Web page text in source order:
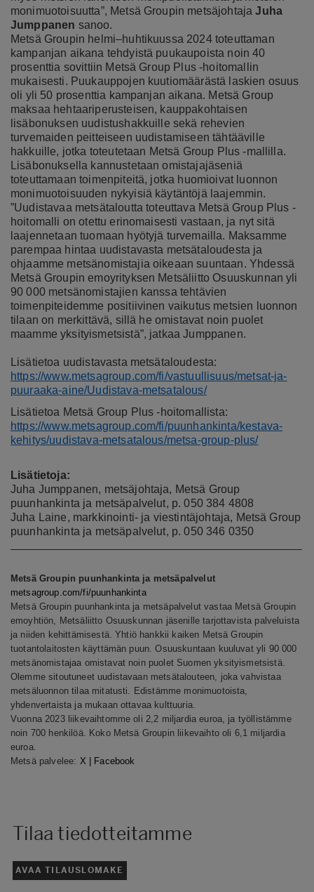
monimuotoisuutta”, Metsä Groupin metsäjohtajaJuha
Jumppanen sanoo.
Metsä Groupin helmi–huhtikuussa 2024 toteuttaman
kampanjan aikana tehdyistä puukaupoista noin 40
prosenttia sovittiin Metsä Group Plus -hoitomallin
mukaisesti. Puukauppojen kuutiomäärästä laskien osuus
oli yli 50 prosenttia kampanjan aikana. Metsä Group
maksaa hehtaariperusteisen, kauppakohtaisen
lisäbonuksen uudistushakkuille sekä rehevien
turvemaiden peitteiseen uudistamiseen tähtääville
hakkuille, jotka toteutetaan Metsä Group Plus -mallilla.
Lisäbonuksella kannustetaan omistajajäseniä
toteuttamaan toimenpiteitä, jotka huomioivat luonnon
monimuotoisuuden nykyisiä käytäntöjä laajemmin.
”Uudistavaa metsätaloutta toteuttava Metsä Group Plus -
hoitomalli on otettu erinomaisesti vastaan, ja nyt sitä
laajennetaan tuomaan hyötyjä turvemailla. Maksamme
parempaa hintaa uudistavasta metsätaloudesta ja
ohjaamme metsänomistajia oikeaan suuntaan. Yhdessä
Metsä Groupin emoyrityksen Metsäliitto Osuuskunnan yli
90 000 metsänomistajien kanssa tehtävien
toimenpiteidemme positiivinen vaikutus metsien luonnon
tilaan on merkittävä, sillä he omistavat noin puolet
maamme yksityismetsistä”, jatkaa Jumppanen.
Lisätietoa uudistavasta metsätaloudesta:
https://www.metsagroup.com/fi/vastuullisuus/metsat-ja-
puuraaka-aine/Uudistava-metsatalous/
Lisätietoa Metsä Group Plus -hoitomallista:
https://www.metsagroup.com/fi/puunhankinta/kestava-
kehitys/uudistava-metsatalous/metsa-group-plus/
Lisätietoja:
Juha Jumppanen, metsäjohtaja, Metsä Group
puunhankinta ja metsäpalvelut, p. 050 384 4808
Juha Laine, markkinointi- ja viestintäjohtaja, Metsä Group
puunhankinta ja metsäpalvelut, p. 050 346 0350
Metsä Groupin puunhankinta ja metsäpalvelut
metsagroup.com/fi/puunhankinta
Metsä Groupin puunhankinta ja metsäpalvelut vastaa Metsä Groupin
emoyhtiön, Metsäliitto Osuuskunnan jäsenille tarjottavista palveluista
ja niiden kehittämisestä. Yhtiö hankkii kaiken Metsä Groupin
tuotantolaitosten käyttämän puun. Osuuskuntaan kuuluvat yli 90 000
metsänomistajaa omistavat noin puolet Suomen yksityismetsistä.
Olemme sitoutuneet uudistavaan metsätalouteen, joka vahvistaa
metsäluonnon tilaa mitatusti. Edistämme monimuotoista,
yhdenvertaista ja mukaan ottavaa kulttuuria.
Vuonna 2023 liikevaihtomme oli 2,2 miljardia euroa, ja työllistämme
noin 700 henkilöä. Koko Metsä Groupin liikevaihto oli 6,1 miljardia
euroa.
Metsä palvelee: X | Facebook
Tilaa tiedotteitamme
AVAA TILAUSLOMAKE